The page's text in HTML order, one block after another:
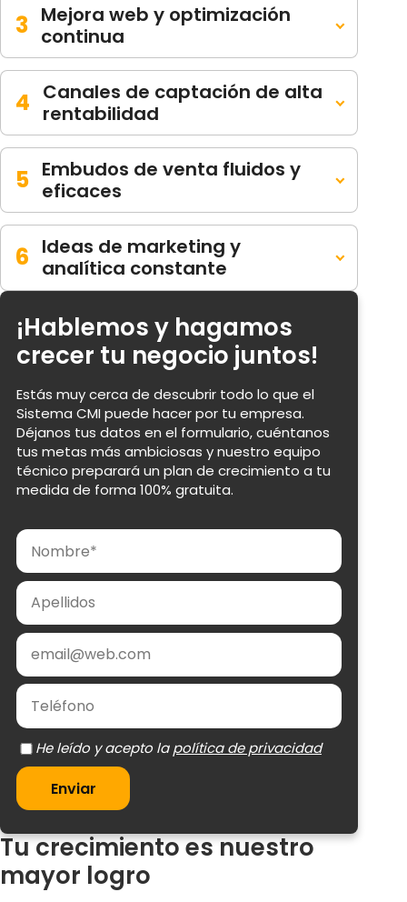
3 Mejora web y optimización
continua
4 Canales de captación de alta
rentabilidad
5 Embudos de venta fluidos y
eficaces
6 Ideas de marketing y
analítica constante
¡Hablemos y hagamos
crecer tu negocio juntos!
Estás muy cerca de descubrir todo lo que el
Sistema CMI puede hacer por tu empresa.
Déjanos tus datos en el formulario, cuéntanos
tus metas más ambiciosas y nuestro equipo
técnico preparará un plan de crecimiento a tu
medida de forma 100% gratuita.
Nombre
Apellidos
Email
Teléfono
política de privacidad
Enviar
Tu crecimiento es nuestro
mayor logro